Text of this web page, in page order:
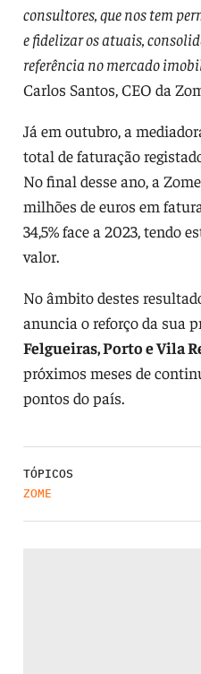
consultores, que nos tem
e fidelizar os atuais,
referência no mercado
Carlos Santos, CEO da
Já em outubro, a
total de faturação
No final desse ano, a
milhões de euros em
34,5% face a 2023, tendo
valor.
No âmbito destes
anuncia o reforço da sua
Felgueiras, Porto e Vila
próximos meses de
pontos do país.
TÓPICOS
ZOME